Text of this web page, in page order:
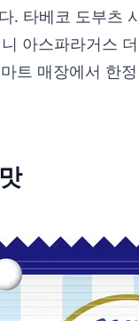
. 타베코 도부츠
아스파라거스
트 매장에서 한